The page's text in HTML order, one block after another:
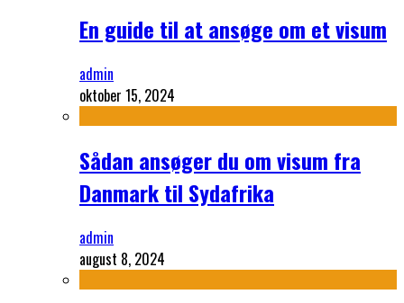
En guide til at ansøge om et visum
admin
oktober 15, 2024
Sådan ansøger du om visum fra
Danmark til Sydafrika
admin
august 8, 2024